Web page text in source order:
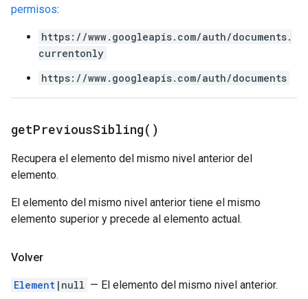
permisos:
https://www.googleapis.com/auth/documents.
currentonly
https://www.googleapis.com/auth/documents
getPreviousSibling( )
Recupera el elemento del mismo nivel anterior del
elemento.
El elemento del mismo nivel anterior tiene el mismo
elemento superior y precede al elemento actual.
Volver
Element |null — El elemento del mismo nivel anterior.